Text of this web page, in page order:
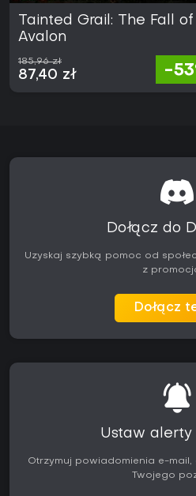
późniejszych etapów. Excalibur
podstawową wersję gry wraz ze
dodatkami, stanowiąc
graczy chcących poznać całość
Tainted Grail: The Fall of
Avalon
185,96 zł
87,40 zł -
Dołącz do
Uzyskaj szybką pomoc od
z
Dołącz
Ustaw alerty
Otrzymuj powiadomienia e-
Twojego